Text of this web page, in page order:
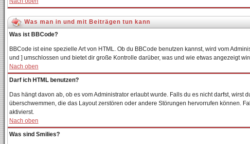
Was man in und mit Beiträgen tun kann
Was ist BBCode?
BBCode ist eine spezielle Art von HTML. Ob du BBCode benutzen kannst, wird vom
und ] umschlossen und bietet dir große Kontrolle darüber, was und wie etwas angezeigt
Nach oben
Darf ich HTML benutzen?
Das hängt davon ab, ob es vom Administrator erlaubt wurde. Falls du es nicht darfst,
überschwemmen, die das Layout zerstören oder andere Störungen hervorrufen können.
aktivierst.
Nach oben
Was sind Smilies?